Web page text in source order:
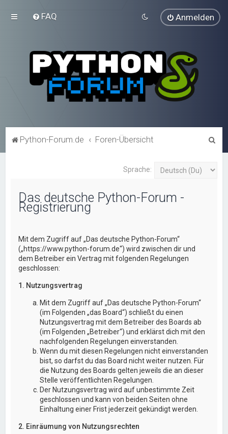
FAQ Anmelden
Python-Forum.de Foren-Übersicht
Sprache:
Das deutsche Python-Forum -
Registrierung
Mit dem Zugriff auf „Das deutsche Python-Forum“
(„https://www.python-forum.de“) wird zwischen dir und
dem Betreiber ein Vertrag mit folgenden Regelungen
geschlossen:
1. Nutzungsvertrag
Mit dem Zugriff auf „Das deutsche Python-Forum“
(im Folgenden „das Board“) schließt du einen
Nutzungsvertrag mit dem Betreiber des Boards ab
(im Folgenden „Betreiber“) und erklärst dich mit den
nachfolgenden Regelungen einverstanden.
Wenn du mit diesen Regelungen nicht einverstanden
bist, so darfst du das Board nicht weiter nutzen. Für
die Nutzung des Boards gelten jeweils die an dieser
Stelle veröffentlichten Regelungen.
Der Nutzungsvertrag wird auf unbestimmte Zeit
geschlossen und kann von beiden Seiten ohne
Einhaltung einer Frist jederzeit gekündigt werden.
2. Einräumung von Nutzungsrechten